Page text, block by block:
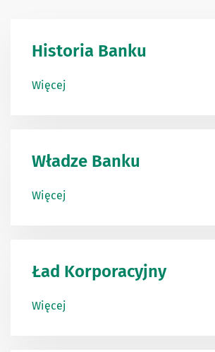
Historia Banku
Więcej
Władze Banku
Więcej
Ład Korporacyjny
Więcej